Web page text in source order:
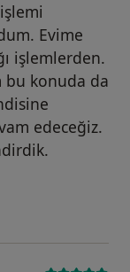
Evime
işlemlerden.
bu konuda da
edeceğiz.